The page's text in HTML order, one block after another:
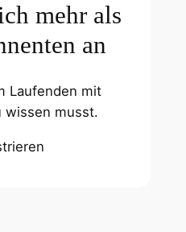
mehr als
an
Laufenden mit
wissen musst.